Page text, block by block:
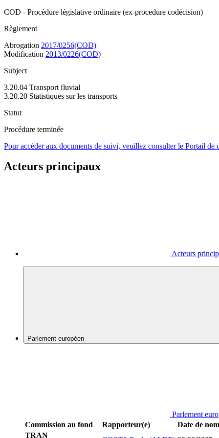
COD - Procédure législative ordinaire (ex-procedure codécision)
Règlement
Abrogation 2017/0256(COD)
Modification 2013/0226(COD)
Subject
3.20.04 Transport fluvial
3.20.20 Statistiques sur les transports
Statut
Procédure terminée
Pour accéder aux documents de suivi, veuillez consulter le Portail de
Acteurs principaux
Acteurs
Parlement européen
Parlement
Commission au fond
Rapporteur(e)
Date de
TRAN